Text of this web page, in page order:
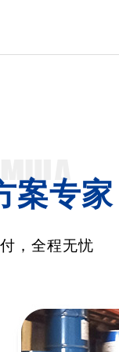
案专家
，全程无忧